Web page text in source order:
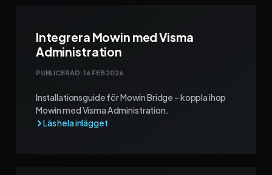
Integrera Mowin med Visma
Administration
PUBLICERAD:16 FEB 2026
Installationsguide för Mowin Bridge – koppla ihop
Mowin med Visma Administration.